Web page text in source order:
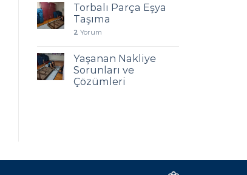
Torbalı Parça Eşya
Taşıma
2 Yorum
Yaşanan Nakliye
Sorunları ve
Çözümleri